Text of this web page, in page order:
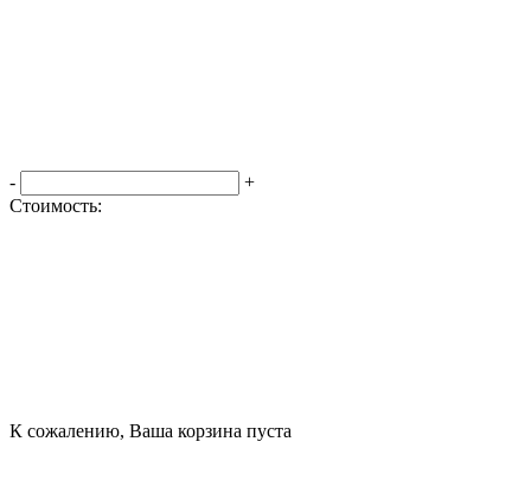
-
+
Стоимость:
К сожалению, Ваша корзина пуста